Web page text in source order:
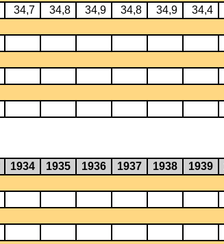
34,7 34,8 34,9 34,8 34,9 34,4
1934 1935 1936 1937 1938 1939